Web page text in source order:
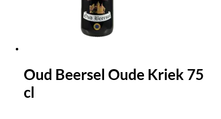
Oud Beersel Oude Kriek 75
cl